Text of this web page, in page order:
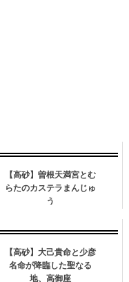
【高砂】曽根天満宮とむ
らたのカステラまんじゅ
う
【高砂】大己貴命と少彦
名命が降臨した聖なる
地、高御座